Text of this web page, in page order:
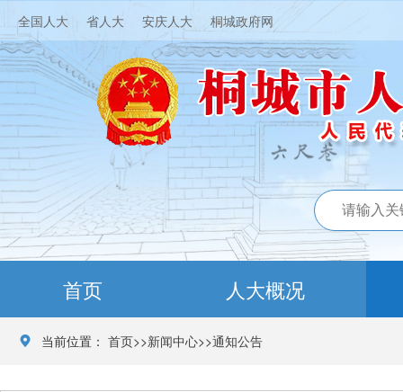
全国人大 省人大 安庆人大 桐城政府网
首页 人大概况
 当前位置： 首页>>新闻中心>>通知公告